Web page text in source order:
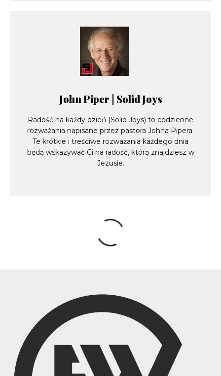
John Piper | Solid Joys
Radość na każdy dzień (Solid Joys) to codzienne
rozważania napisane przez pastora Johna Pipera.
Te krótkie i treściwe rozważania każdego dnia
będą wskazywać Ci na radość, którą znajdziesz w
Jezusie.